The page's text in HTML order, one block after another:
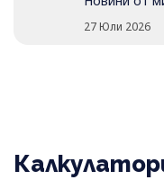
27 Юли 2026